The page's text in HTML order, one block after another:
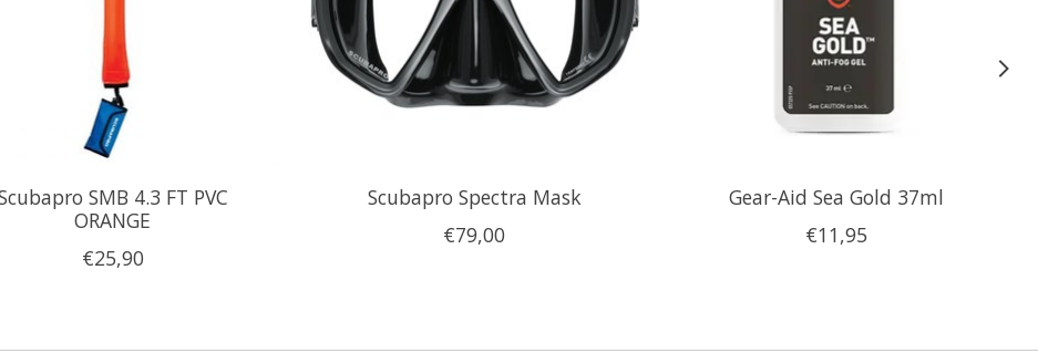
SMB 4.3 FT PVC
ORANGE
€25,90
Scubapro Spectra Mask
€79,00
Gear-Aid Sea Gold 37ml
€11,95